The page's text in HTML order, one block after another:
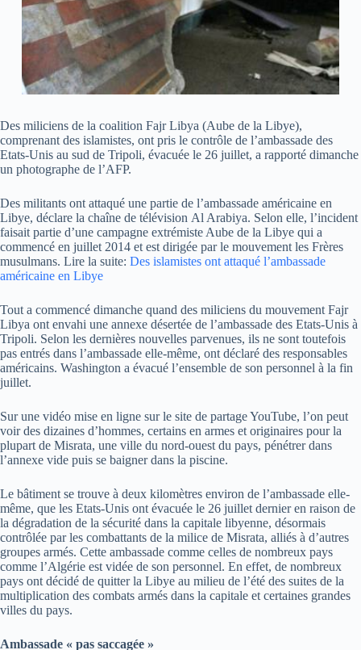
Des miliciens de la coalition Fajr Libya (Aube de la Libye),
comprenant des islamistes, ont pris le contrôle de l’ambassade des
Etats-Unis au sud de Tripoli, évacuée le 26 juillet, a rapporté dimanche
un photographe de l’AFP.
Des militants ont attaqué une partie de l’ambassade américaine en
Libye, déclare la chaîne de télévision Al Arabiya. Selon elle, l’incident
faisait partie d’une campagne extrémiste Aube de la Libye qui a
commencé en juillet 2014 et est dirigée par le mouvement les Frères
musulmans. Lire la suite: Des islamistes ont attaqué l’ambassade
américaine en Libye
Tout a commencé dimanche quand des miliciens du mouvement Fajr
Libya ont envahi une annexe désertée de l’ambassade des Etats-Unis à
Tripoli. Selon les dernières nouvelles parvenues, ils ne sont toutefois
pas entrés dans l’ambassade elle-même, ont déclaré des responsables
américains. Washington a évacué l’ensemble de son personnel à la fin
juillet.
Sur une vidéo mise en ligne sur le site de partage YouTube, l’on peut
voir des dizaines d’hommes, certains en armes et originaires pour la
plupart de Misrata, une ville du nord-ouest du pays, pénétrer dans
l’annexe vide puis se baigner dans la piscine.
Le bâtiment se trouve à deux kilomètres environ de l’ambassade elle-
même, que les Etats-Unis ont évacuée le 26 juillet dernier en raison de
la dégradation de la sécurité dans la capitale libyenne, désormais
contrôlée par les combattants de la milice de Misrata, alliés à d’autres
groupes armés. Cette ambassade comme celles de nombreux pays
comme l’Algérie est vidée de son personnel. En effet, de nombreux
pays ont décidé de quitter la Libye au milieu de l’été des suites de la
multiplication des combats armés dans la capitale et certaines grandes
villes du pays.
Ambassade « pas saccagée »